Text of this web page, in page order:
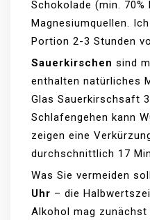
Schokolade (min.
Magnesiumquellen.
Portion 2-3 Stunden
Sauerkirschen sind
enthalten natürliches
Glas Sauerkirschsaft
Schlafengehen kann
zeigen eine
durchschnittlich 17
Was Sie vermeiden
Uhr – die
Alkohol mag